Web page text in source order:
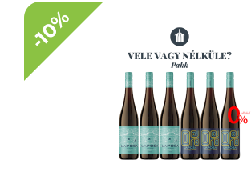
-10%